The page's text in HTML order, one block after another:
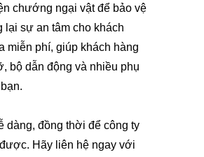
chướng ngại vật để bảo vệ
lại sự an tâm cho khách
miễn phí, giúp khách hàng
bộ dẫn động và nhiều phụ
dàng, đồng thời để công ty
Hãy liên hệ ngay với